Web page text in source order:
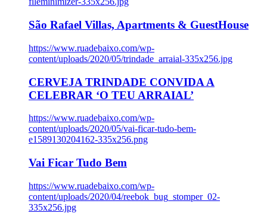
São Rafael Villas, Apartments & GuestHouse
https://www.ruadebaixo.com/wp-
content/uploads/2020/05/trindade_arraial-335x256.jpg
CERVEJA TRINDADE CONVIDA A
CELEBRAR ‘O TEU ARRAIAL’
https://www.ruadebaixo.com/wp-
content/uploads/2020/05/vai-ficar-tudo-bem-
e1589130204162-335x256.png
Vai Ficar Tudo Bem
https://www.ruadebaixo.com/wp-
content/uploads/2020/04/reebok_bug_stomper_02-
335x256.jpg